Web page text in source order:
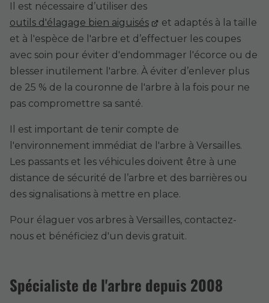
Il est nécessaire d’utiliser des
outils d'élagage bien aiguisés
et adaptés à la taille
et à l'espèce de l'arbre et d’effectuer les coupes
avec soin pour éviter d'endommager l'écorce ou de
blesser inutilement l'arbre. À éviter d’enlever plus
de 25 % de la couronne de l'arbre à la fois pour ne
pas compromettre sa santé.
Il est important de tenir compte de
l'environnement immédiat de l'arbre à Versailles.
Les passants et les véhicules doivent être à une
distance de sécurité de l’arbre et des barrières ou
des signalisations à mettre en place.
Pour élaguer vos arbres à Versailles, contactez-
nous et bénéficiez d'un devis gratuit.
Spécialiste de l'arbre depuis 2008